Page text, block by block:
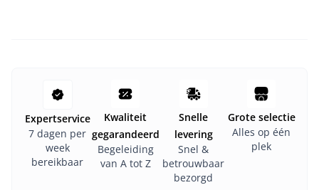
Expertservice
7 dagen per
week
bereikbaar
Kwaliteit
gegarandeerd
Begeleiding
van A tot Z
Snelle
levering
Snel &
betrouwbaar
bezorgd
Grote selectie
Alles op één
plek